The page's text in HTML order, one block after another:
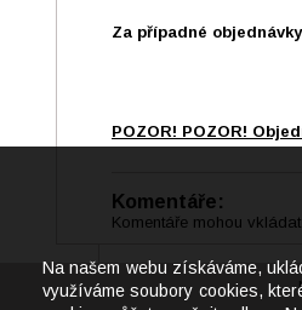
Za případné
POZOR! POZOR!
Komentáře:
Komentáře mohou
Na našem webu získáváme,
využíváme soubory cookies,